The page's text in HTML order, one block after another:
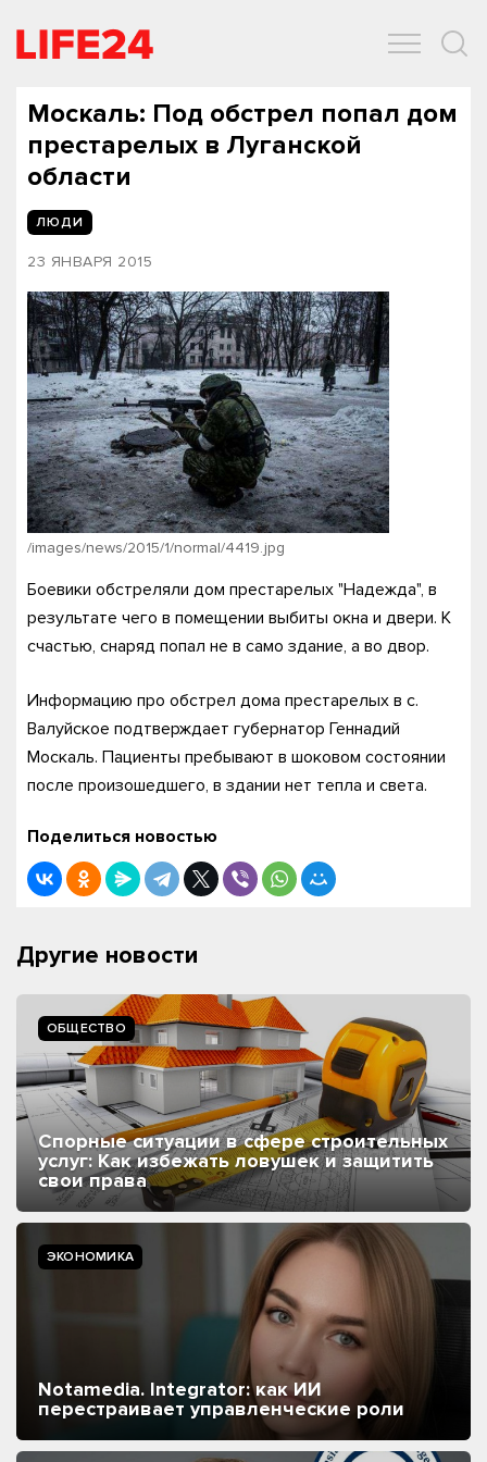
Москаль: Под обстрел попал дом
престарелых в Луганской
области
ЛЮДИ
23 ЯНВАРЯ 2015
/images/news/2015/1/normal/4419.jpg
Боевики обстреляли дом престарелых "Надежда", в
результате чего в помещении выбиты окна и двери. К
счастью, снаряд попал не в само здание, а во двор.
Информацию про обстрел дома престарелых в с.
Валуйское подтверждает губернатор Геннадий
Москаль. Пациенты пребывают в шоковом состоянии
после произошедшего, в здании нет тепла и света.
Поделиться новостью
Другие новости
ОБЩЕСТВО
Спорные ситуации в сфере строительных
услуг: Как избежать ловушек и защитить
свои права
ЭКОНОМИКА
Notamedia. Integrator: как ИИ
перестраивает управленческие роли